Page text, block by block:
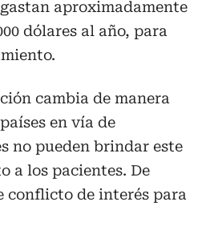
aproximadamente
dólares al año, para
cambia de manera
en vía de
no pueden brindar este
a los pacientes. De
conflicto de interés para